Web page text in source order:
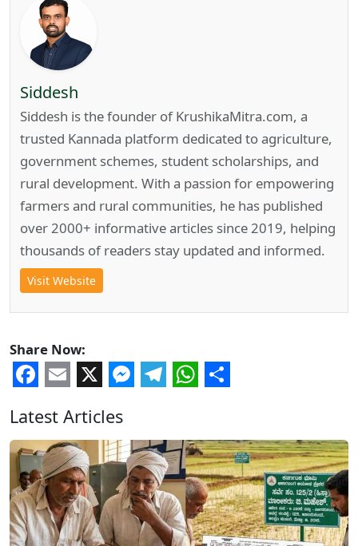
Siddesh
Siddesh is the founder of KrushikaMitra.com, a
trusted Kannada platform dedicated to agriculture,
government schemes, student scholarships, and
rural development. With a passion for empowering
farmers and rural communities, he has published
over 2000+ informative articles since 2019, helping
thousands of readers stay updated and informed.
Visit Website
Share Now:
Latest Articles